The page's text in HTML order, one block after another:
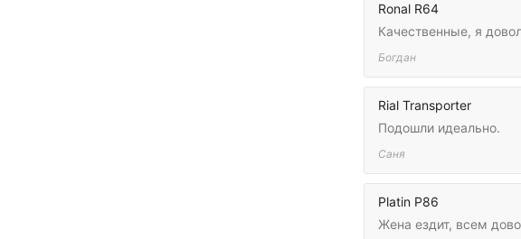
Ronal R64
Качественные, я
Богдан
Rial Transporter
Подошли идеально.
Саня
Platin P86
Жена ездит, всем